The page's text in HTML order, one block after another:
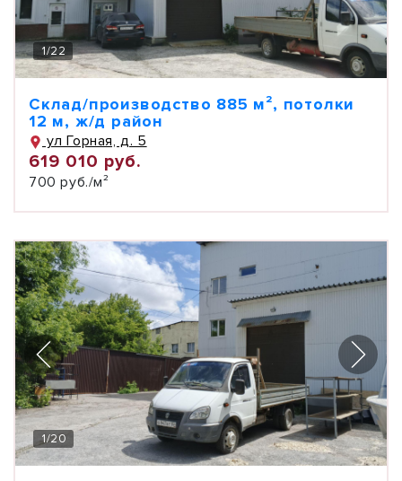
1/22
Склад/производство 885 м², потолки
12 м, ж/д район
ул Горная, д. 5
619 010 руб.
700 руб./м²
1/20